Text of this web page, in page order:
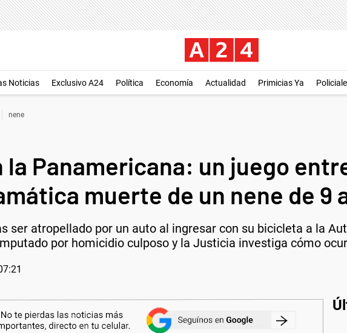
Noticias Exclusivo A24 Política Economía Actualidad Primicias Ya
nene
la Panamericana: un juego
muerte de un nene de 9
ser atropellado por un auto al ingresar con su bicicleta a la
por homicidio culposo y la Justicia investiga cómo